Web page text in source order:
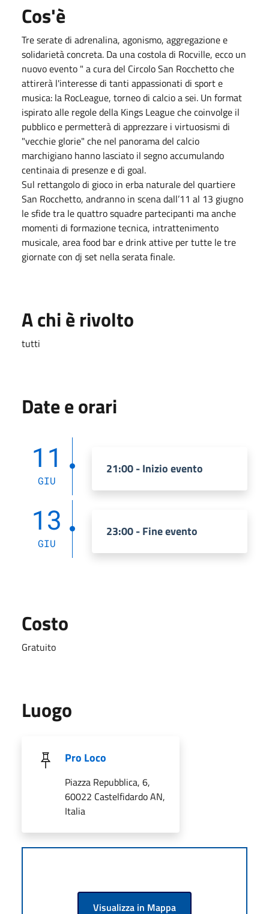
Cos'è
Tre serate di adrenalina, agonismo, aggregazione e
solidarietà concreta. Da una costola di Rocville, ecco un
nuovo evento " a cura del Circolo San Rocchetto che
attirerà l'interesse di tanti appassionati di sport e
musica: la RocLeague, torneo di calcio a sei. Un format
ispirato alle regole della Kings League che coinvolge il
pubblico e permetterà di apprezzare i virtuosismi di
"vecchie glorie" che nel panorama del calcio
marchigiano hanno lasciato il segno accumulando
centinaia di presenze e di goal.
Sul rettangolo di gioco in erba naturale del quartiere
San Rocchetto, andranno in scena dall’11 al 13 giugno
le sfide tra le quattro squadre partecipanti ma anche
momenti di formazione tecnica, intrattenimento
musicale, area food bar e drink attive per tutte le tre
giornate con dj set nella serata finale.
A chi è rivolto
tutti
Date e orari
11
GIU
21:00 - Inizio evento
13
GIU
23:00 - Fine evento
Costo
Gratuito
Luogo
Pro Loco
Piazza Repubblica, 6,
60022 Castelfidardo AN,
Italia
Visualizza in Mappa